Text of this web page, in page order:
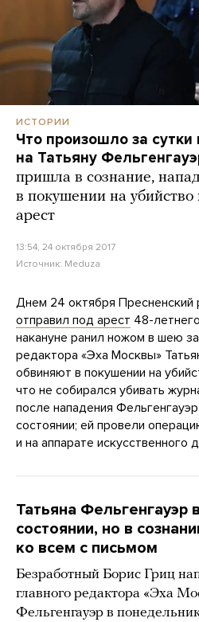
ИСТОРИИ
Что произошло за
на Татьяну
пришла в сознание,
в покушении на убийство
арест
13:54, 24 октября 2017
Источник: Meduza
Днем 24 октября Пресненский
отправил под арест 48-
накануне ранил ножом в шею
редактора «Эха Москвы»
обвиняют в покушении на
что не собирался убивать
после нападения
состоянии; ей провели
и на аппарате искусственного
Татьяна
состоянии, но в
ко всем с письмом
Безработный Борис Гриц
главного редактора «Эха
Фельгенгауэр в